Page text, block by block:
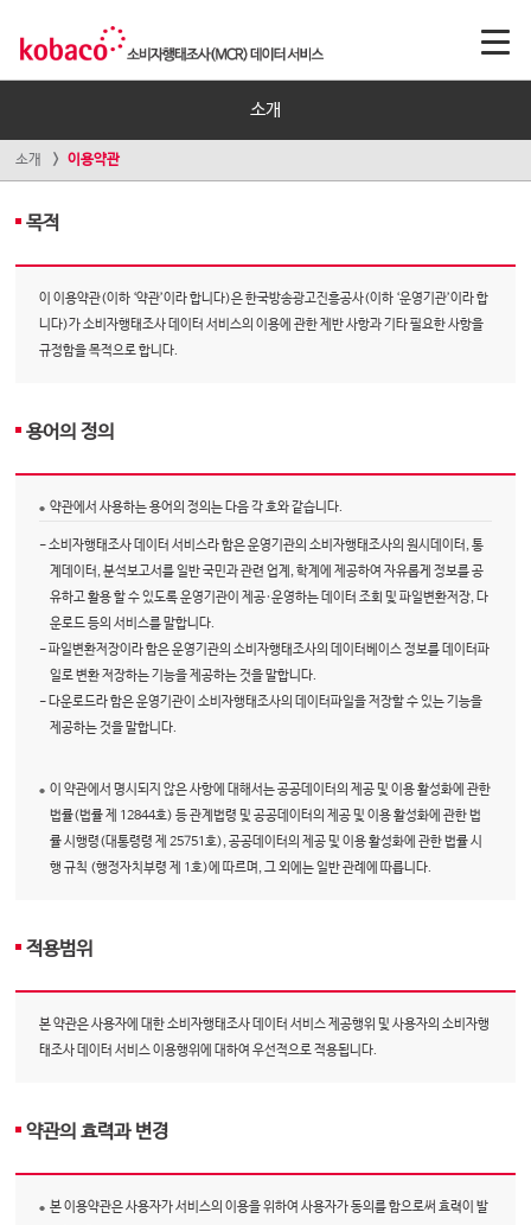
소개
소개 이용약관
목적
이 이용약관(이하 ‘약관’이라 합니다)은 한국방송광고진흥공사(이하 ‘운영기관’이라 합
니다)가 소비자행태조사 데이터 서비스의 이용에 관한 제반 사항과 기타 필요한 사항을
규정함을 목적으로 합니다.
용어의 정의
약관에서 사용하는 용어의 정의는 다음 각 호와 같습니다.
- 소비자행태조사 데이터 서비스라 함은 운영기관의 소비자행태조사의 원시데이터, 통
계데이터, 분석보고서를 일반 국민과 관련 업계, 학계에 제공하여 자유롭게 정보를 공
유하고 활용 할 수 있도록 운영기관이 제공·운영하는 데이터 조회 및 파일변환저장, 다
운로드 등의 서비스를 말합니다.
- 파일변환저장이라 함은 운영기관의 소비자행태조사의 데이터베이스 정보를 데이터파
일로 변환 저장하는 기능을 제공하는 것을 말합니다.
- 다운로드라 함은 운영기관이 소비자행태조사의 데이터파일을 저장할 수 있는 기능을
제공하는 것을 말합니다.
이 약관에서 명시되지 않은 사항에 대해서는 공공데이터의 제공 및 이용 활성화에 관한
법률(법률 제 12844호) 등 관계법령 및 공공데이터의 제공 및 이용 활성화에 관한 법
률 시행령(대통령령 제 25751호), 공공데이터의 제공 및 이용 활성화에 관한 법률 시
행 규칙 (행정자치부령 제 1호)에 따르며, 그 외에는 일반 관례에 따릅니다.
적용범위
본 약관은 사용자에 대한 소비자행태조사 데이터 서비스 제공행위 및 사용자의 소비자행
태조사 데이터 서비스 이용행위에 대하여 우선적으로 적용됩니다.
약관의 효력과 변경
본 이용약관은 사용자가 서비스의 이용을 위하여 사용자가 동의를 함으로써 효력이 발